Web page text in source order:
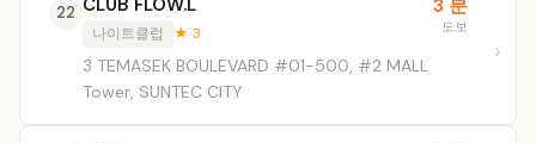
22 CLUB FLOW.L
나이트클럽 ★ 3
3 TEMASEK BOULEVARD #01-500, #2 MALL
Tower, SUNTEC CITY
3 분
도보